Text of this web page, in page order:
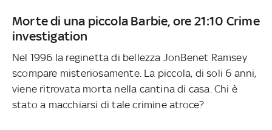
Morte di una piccola Barbie, ore 21:10 Crime
investigation
Nel 1996 la reginetta di bellezza JonBenet Ramsey
scompare misteriosamente. La piccola, di soli 6 anni,
viene ritrovata morta nella cantina di casa. Chi è
stato a macchiarsi di tale crimine atroce?